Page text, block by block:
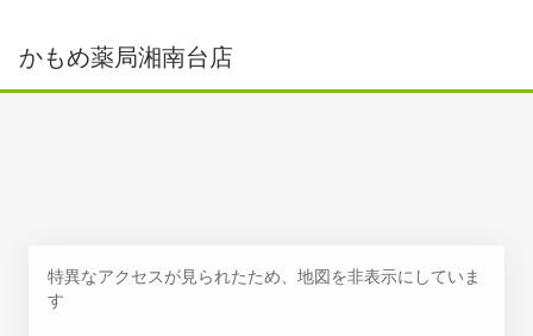
かもめ薬局湘南台店
特異なアクセスが見られたため、地図を非表示にしていま
す